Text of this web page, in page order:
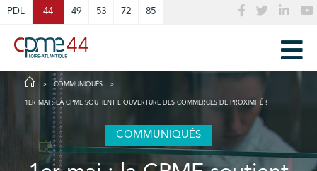
PDL 44 49 53 72 85
COMMUNIQUÉS
1ER MAI : LA CPME SOUTIENT L'OUVERTURE DES COMMERCES DE PROXIMITÉ !
COMMUNIQUÉS
Cookies management panel